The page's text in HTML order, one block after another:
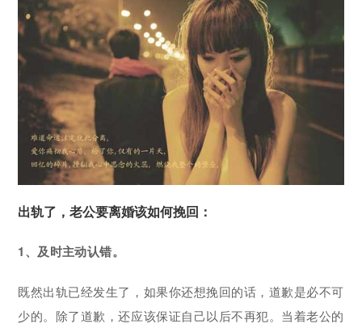
出轨了，老公要离婚该如何挽回：
1、及时主动认错。
既然出轨已经发生了，如果你还想挽回的话，道歉是必不可
少的。除了道歉，还应该保证自己以后不再犯。当着老公的